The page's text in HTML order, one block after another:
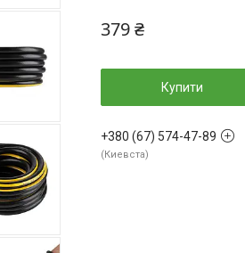
379 ₴
Купити
+380 (67) 574-47-89
Киевста